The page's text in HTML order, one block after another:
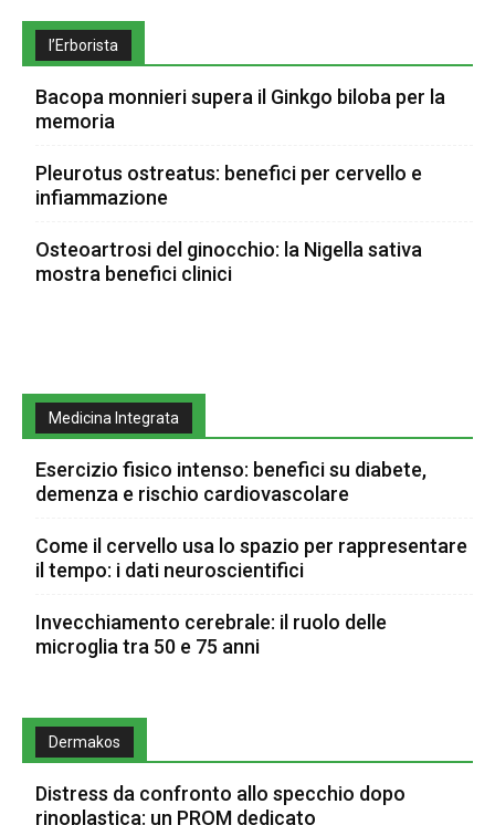
l’Erborista
Bacopa monnieri supera il Ginkgo biloba per la
memoria
Pleurotus ostreatus: benefici per cervello e
infiammazione
Osteoartrosi del ginocchio: la Nigella sativa
mostra benefici clinici
Medicina Integrata
Esercizio fisico intenso: benefici su diabete,
demenza e rischio cardiovascolare
Come il cervello usa lo spazio per rappresentare
il tempo: i dati neuroscientifici
Invecchiamento cerebrale: il ruolo delle
microglia tra 50 e 75 anni
Dermakos
Distress da confronto allo specchio dopo
rinoplastica: un PROM dedicato